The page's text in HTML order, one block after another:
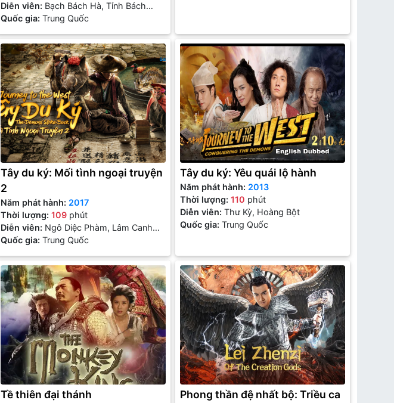
Diễn viên: Bạch Bách Hà, Tỉnh Bách
Nhiên
Quốc gia: Trung Quốc
Tây du ký: Mối tình ngoại truyện
2
Năm phát hành: 2017
Thời lượng: 109 phút
Diễn viên: Ngô Diệc Phàm, Lâm Canh
Tân, Diêu Thần
Quốc gia: Trung Quốc
Tây du ký: Yêu quái lộ hành
Năm phát hành: 2013
Thời lượng: 110 phút
Diễn viên: Thư Kỳ, Hoàng Bột
Quốc gia: Trung Quốc
Tề thiên đại thánh
Phong thần đệ nhất bộ: Triều ca